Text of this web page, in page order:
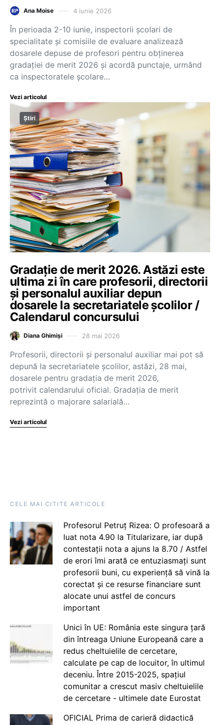
Ana Moise 4 iunie 2026
În perioada 2-10 iunie, inspectorii școlari de
specialitate și comisiile de evaluare analizează
dosarele depuse de profesori pentru obținerea
gradației de merit 2026 și acordă punctaje, urmând
ca inspectoratele școlare…
Vezi articolul
Știri
Gradație de merit 2026. Astăzi este
ultima zi în care profesorii, directorii
și personalul auxiliar depun
dosarele la secretariatele școlilor /
Calendarul concursului
Diana Ghimiși 28 mai 2026
Profesorii, directorii și personalul auxiliar mai pot să
depună la secretariatele școlilor, astăzi, 28 mai,
dosarele pentru gradația de merit 2026,
potrivit calendarului oficial. Gradația de merit
reprezintă o majorare salarială…
Vezi articolul
CELE MAI CITITE ARTICOLE
Profesorul Petruț Rizea: O profesoară a
luat nota 4.90 la Titularizare, iar după
contestații nota a ajuns la 8.70 / Astfel
de erori îmi arată ce entuziasmați sunt
profesorii buni, cu experiență să vină la
corectat și ce resurse financiare sunt
alocate unui astfel de concurs
important
Unici în UE: România este singura țară
din întreaga Uniune Europeană care a
redus cheltuielile de cercetare,
calculate pe cap de locuitor, în ultimul
deceniu. Între 2015-2025, spațiul
comunitar a crescut masiv cheltuielile
de cercetare - ultimele date Eurostat
OFICIAL Prima de carieră didactică